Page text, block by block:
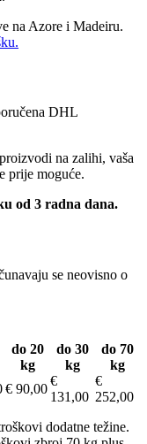
na Azore i Madeiru.
DHL
na zalihi, vaša
prije moguće.
od 3 radna dana.
se neovisno o
do 20
kg
do 30
kg
do 70
kg
€ 90,00
€
131,00
€
252,00
dodatne težine.